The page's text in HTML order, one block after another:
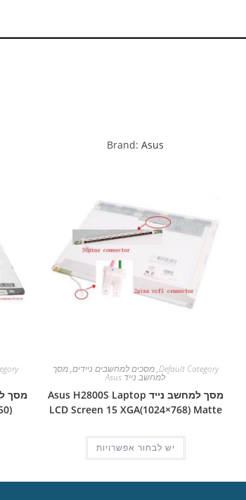
Brand: Asus
Default Category
,מסכים למחשבים ניידים,מסך
למחשב נייד Asus
מסך למחשב נייד Asus H2800S Laptop
LCD Screen 15 XGA(1024×768) Matte
יש לבחור אפשרויות